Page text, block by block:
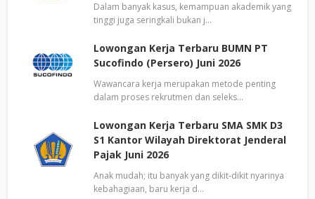
Dalam banyak kasus, kemampuan akademik yang
tinggi juga seringkali bukan j…
Lowongan Kerja Terbaru BUMN PT
Sucofindo (Persero) Juni 2026
Wawancara kerja merupakan metode penting
dalam proses rekrutmen dan seleks…
Lowongan Kerja Terbaru SMA SMK D3
S1 Kantor Wilayah Direktorat Jenderal
Pajak Juni 2026
Anak mudah; itu banyak yang dikit-dikit nyarinya
kebahagiaan, baru kerja d…